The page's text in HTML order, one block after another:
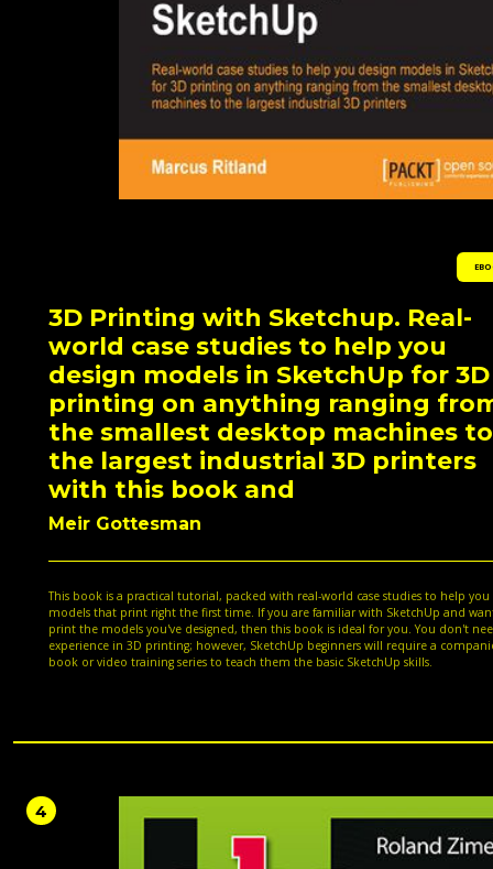
3D Printing with Sketchup. Real-
world case studies to help you
design models in SketchUp for 3D
printing on anything ranging
the smallest desktop machines to
the largest industrial 3D printers
with this book and
Meir Gottesman
This book is a practical tutorial, packed with real-world case studies to help you
models that print right the first time. If you are familiar with SketchUp and
print the models you've designed, then this book is ideal for you. You don't
experience in 3D printing; however, SketchUp beginners will require a
book or video training series to teach them the basic SketchUp skills.
4